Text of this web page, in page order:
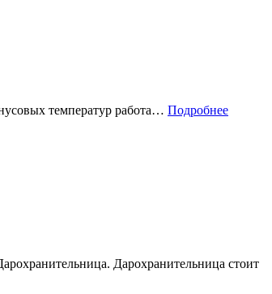
температур работа… Подробнее
Дарохранительница стоит